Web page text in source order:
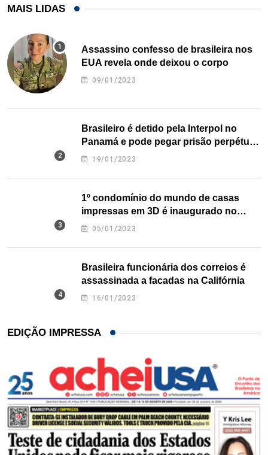
MAIS LIDAS
Assassino confesso de brasileira nos
EUA revela onde deixou o corpo
09/01/2023
Brasileiro é detido pela Interpol no
Panamá e pode pegar prisão perpétua
nos EUA
19/01/2023
1º condomínio do mundo de casas
impressas em 3D é inaugurado no
Texas
05/01/2023
Brasileira funcionária dos correios é
assassinada a facadas na Califórnia
16/01/2023
EDIÇÃO IMPRESSA